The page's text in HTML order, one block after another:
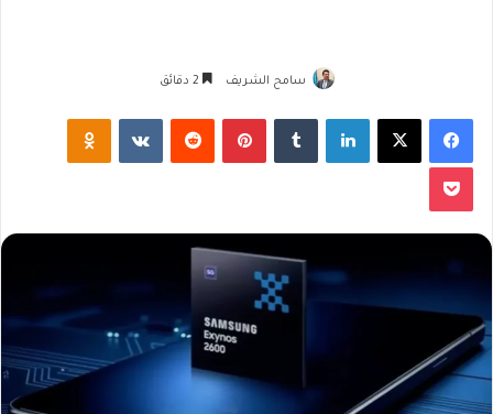
سامح الشريف
فيسبوك لينكدإن بينتيريست